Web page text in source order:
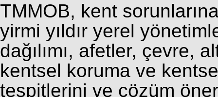
TMMOB, kent
yirmi yıldır yerel
dağılımı, afetler, çevre,
kentsel koruma ve
tespitlerini ve çözüm